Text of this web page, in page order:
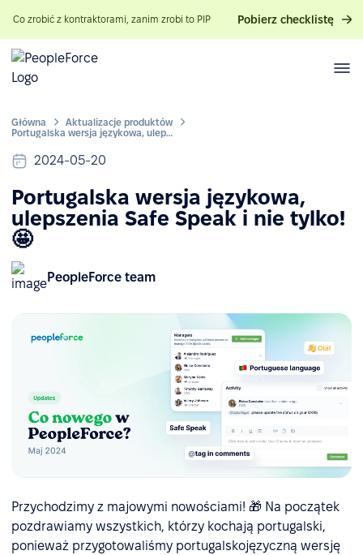
Co zrobić z kontraktorami, zanim zrobi to PIP Pobierz checklistę
Główna
Aktualizacje produktów
Portugalska wersja językowa, ulepszenia Safe Speak i nie tylko! 🤩
2024-05-20
Portugalska wersja językowa,
ulepszenia Safe Speak i nie tylko!
🤩
PeopleForce team
Przychodzimy z majowymi nowościami! 🎁 Na początek
pozdrawiamy wszystkich, którzy kochają portugalski,
ponieważ przygotowaliśmy portugalskojęzyczną wersję